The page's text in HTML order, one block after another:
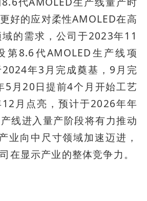
好的应对柔性AMOLED在高
的需求，公司于2023年11
第8.6代AMOLED生产线项
年3月完成奠基，9月完
5月20日提前4个月开始工艺
月点亮，预计于2026年年
线进入量产阶段将有力推动
业向中尺寸领域加速迈进，
在显示产业的整体竞争力。